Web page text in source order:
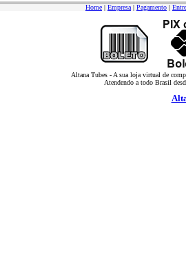
Home | Empresa | Pagamento |
Altana Tubes - A sua loja virtual de
Atendendo a todo Brasil